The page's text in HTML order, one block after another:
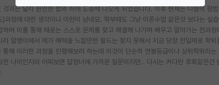
과는 달라 원만한 합의 하에 도중에 나오게 되었습니다. 이후 현재는 나름의 평
과정에 대한 생각이나 미련이 남네요. 학부때도 그냥 이론수업 같은것 보다는 실
며 이를 통해 때로는 스스로 문제를 찾고 해결해 나가며 배우고 알아가는 전과정
알맹이에서 제가 매력을 느낄만한 필드는 찾지 못해서 지금 당장 전일제로 학위
해 이러한 과정을 진행해보려 하는데 이것이 단순히 연봉등급이나 상위학위라는
나이인지라 어찌보면 답정너에 가까운 질문이지만.. 다시는 커다란 후회같은건